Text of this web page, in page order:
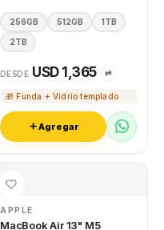
256GB 512GB 1TB
2TB
DESDE USD 1,365 ⇄
🎁 Funda + Vidrio templado
Agregar
APPLE
MacBook Air 13" M5